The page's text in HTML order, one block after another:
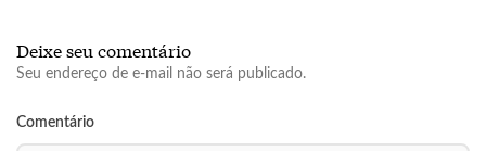
Deixe seu comentário
Seu endereço de e-mail não será publicado.
Comentário